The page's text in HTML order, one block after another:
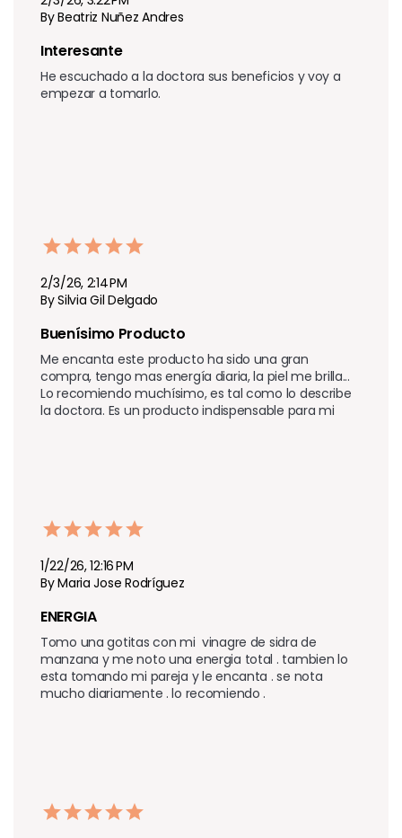
By Beatriz Nuñez Andres
Interesante
He escuchado a la doctora sus beneficios y voy a
empezar a tomarlo.
2/3/26, 2:14 PM
By Silvia Gil Delgado
Buenísimo Producto
Me encanta este producto ha sido una gran
compra, tengo mas energía diaria, la piel me brilla...
Lo recomiendo muchísimo, es tal como lo describe
la doctora. Es un producto indispensable para mi
1/22/26, 12:16 PM
By Maria Jose Rodríguez
ENERGIA
Tomo una gotitas con mi  vinagre de sidra de
manzana y me noto una energia total . tambien lo
esta tomando mi pareja y le encanta . se nota
mucho diariamente . lo recomiendo .